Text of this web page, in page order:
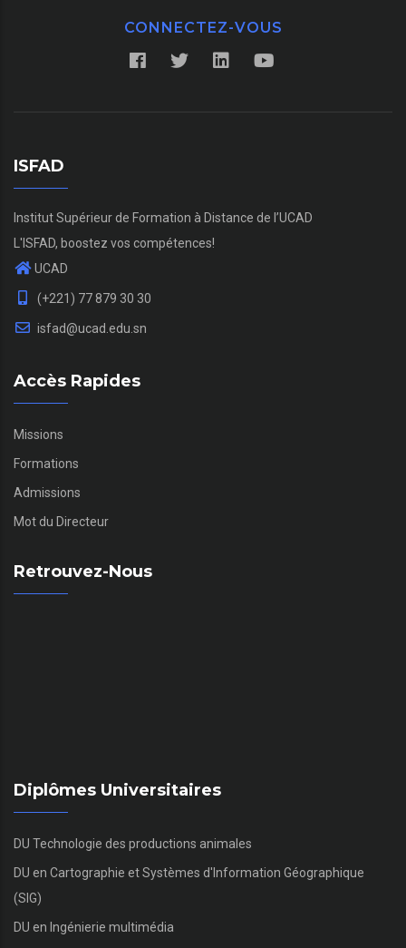
CONNECTEZ-VOUS
ISFAD
Institut Supérieur de Formation à Distance de l’UCAD
L'ISFAD, boostez vos compétences!
UCAD
(+221) 77 879 30 30
isfad@ucad.edu.sn
Accès Rapides
Missions
Formations
Admissions
Mot du Directeur
Retrouvez-Nous
Diplômes Universitaires
DU Technologie des productions animales
DU en Cartographie et Systèmes d'Information Géographique
(SIG)
DU en Ingénierie multimédia